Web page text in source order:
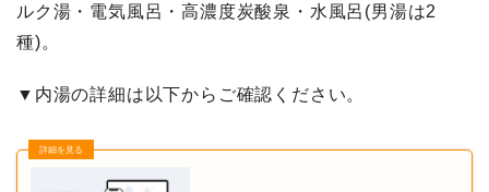
ルク湯・電気風呂・高濃度炭酸泉・水風呂(男湯は2
種)。
▼内湯の詳細は以下からご確認ください。